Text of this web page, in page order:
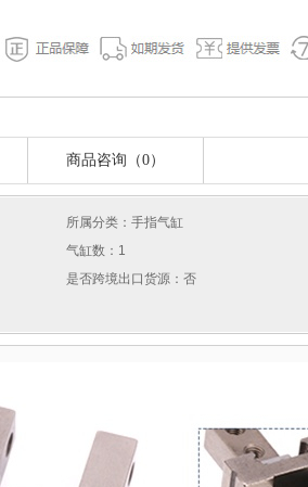
商品咨询（0）
所属分类：手指气缸
气缸数：1
是否跨境出口货源：否